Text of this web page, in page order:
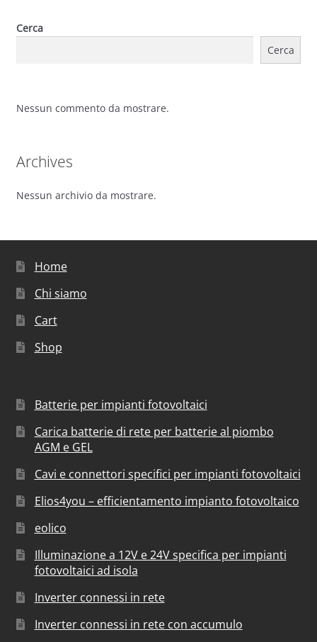
Cerca
Cerca
Nessun commento da mostrare.
Archives
Nessun archivio da mostrare.
Home
Chi siamo
Cart
Shop
Batterie per impianti fotovoltaici
Carica batterie di rete per batterie al piombo
AGM e GEL
Cavi e connettori specifici per impianti fotovoltaici
Elios4you – efficientamento impianto fotovoltaico
eolico
Illuminazione a 12V e 24V specifica per impianti
fotovoltaici ad isola
Inverter connessi in rete
Inverter connessi in rete con accumulo